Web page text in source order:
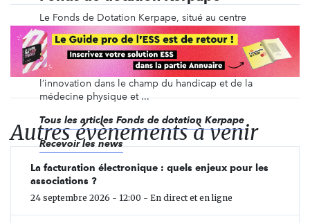
Le Fonds de Dotation Kerpape, situé au centre
mutualiste de Kerpape en Bretagne, promeut des
actions d'appel à la générosité et développe des
conventions de mécénat avec le monde
économique, afin d’encourager et de renforcer
l’innovation dans le champ du handicap et de la
médecine physique et ...
Tous les articles Fonds de dotation Kerpape
Recevoir les news
Autres évènements à venir
La facturation électronique : quels enjeux pour les
associations ?
24 septembre 2026 - 12:00 - En direct et en ligne